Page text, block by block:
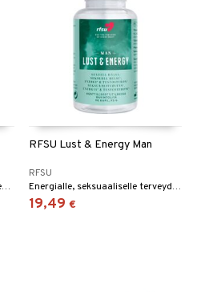
Käsittelee ja ehkäisee alapään epätasapainoa luonnollisella tavalla.
RFSU Lust & Energy Man
RFSU
Energialle, seksuaaliselle terveydelle ja normaalille testosteronitasolle
19,49 €